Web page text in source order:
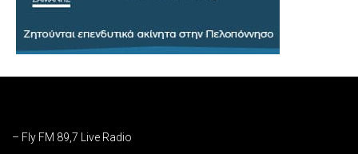
– Fly FM 89,7 Live Radio